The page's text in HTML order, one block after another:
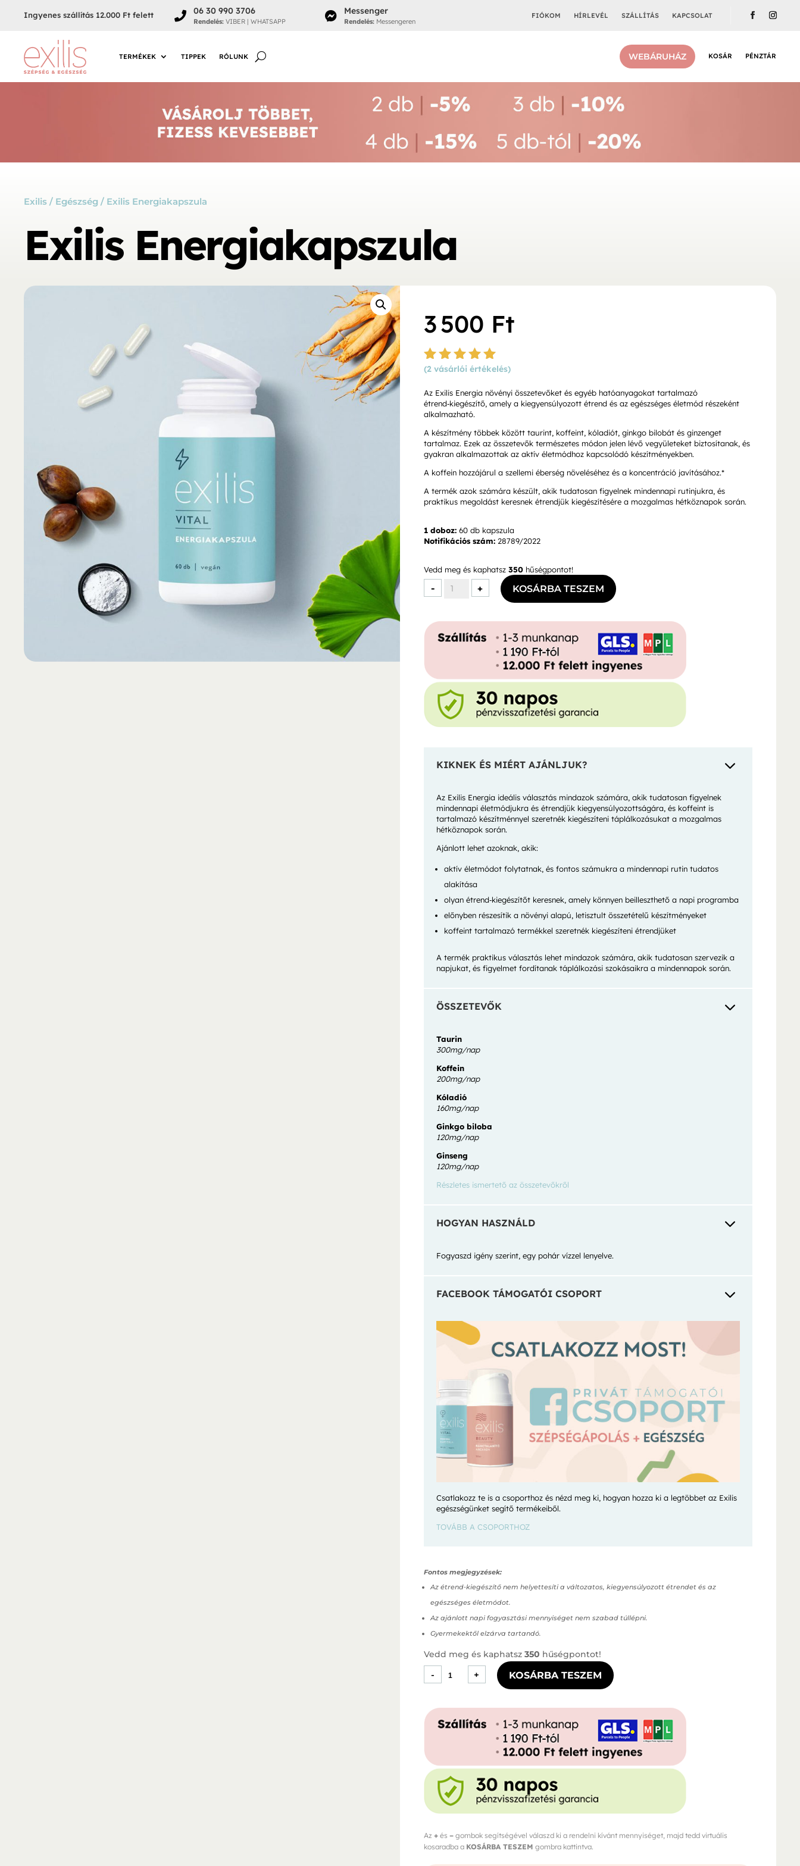
Ingyenes szállítás 12.000 Ft felett  06 30 990 3706
Rendelés: VIBER | WHATSAPP  Messenger
Rendelés:Messengeren
FIÓKOM HÍRLEVÉL SZÁLLÍTÁS KAPCSOLAT
TERMÉKEK TIPPEK RÓLUNK WEBÁRUHÁZ KOSÁR PÉNZTÁR
Exilis / Egészség / Exilis Energiakapszula
Exilis Energiakapszula
3 500 Ft
Értékelé
az 5-ből,
értékelés
alapján
(2vásárlói értékelés)
Az Exilis Energia növényi összetevőket és egyéb hatóanyagokat tartalmazó
étrend‑kiegészítő, amely a kiegyensúlyozott étrend és az egészséges életmód részeként
alkalmazható.
A készítmény többek között taurint, koffeint, kóladiót, ginkgo bilobát és ginzenget
tartalmaz. Ezek az összetevők természetes módon jelen lévő vegyületeket biztosítanak, és
gyakran alkalmazottak az aktív életmódhoz kapcsolódó készítményekben.
A koffein hozzájárul a szellemi éberség növeléséhez és a koncentráció javításához.*
A termék azok számára készült, akik tudatosan figyelnek mindennapi rutinjukra, és
praktikus megoldást keresnek étrendjük kiegészítésére a mozgalmas hétköznapok során.
1 doboz:60 db kapszula
Notifikációs szám:28789/2022
Vedd meg és kaphatsz 350hűségpontot!
-
Exilis
Energiakapszula
+ KOSÁRBA TESZEM
KIKNEK ÉS MIÉRT AJÁNLJUK? 3
Az Exilis Energia ideális választás mindazok számára, akik tudatosan figyelnek
mindennapi életmódjukra és étrendjük kiegyensúlyozottságára, és koffeint is
tartalmazó készítménnyel szeretnék kiegészíteni táplálkozásukat a mozgalmas
hétköznapok során.
Ajánlott lehet azoknak, akik:
aktív életmódot folytatnak, és fontos számukra a mindennapi rutin tudatos
alakítása
olyan étrend‑kiegészítőt keresnek, amely könnyen beilleszthető a napi programba
előnyben részesítik a növényi alapú, letisztult összetételű készítményeket
koffeint tartalmazó termékkel szeretnék kiegészíteni étrendjüket
A termék praktikus választás lehet mindazok számára, akik tudatosan szervezik a
napjukat, és figyelmet fordítanak táplálkozási szokásaikra a mindennapok során.
ÖSSZETEVŐK 3
Taurin
300mg/nap
Koffein
200mg/nap
Kóladió
160mg/nap
Ginkgo biloba
120mg/nap
Ginseng
120mg/nap
Részletes ismertető az összetevőkről
HOGYAN HASZNÁLD 3
Fogyaszd igény szerint, egy pohár vízzel lenyelve.
FACEBOOK TÁMOGATÓI CSOPORT 3
Csatlakozz te is a csoporthoz és nézd meg ki, hogyan hozza ki a legtöbbet az Exilis
egészségünket segítő termékeiből.
TOVÁBB A CSOPORTHOZ
Fontos megjegyzések:
Az étrend‑kiegészítő nem helyettesíti a változatos, kiegyensúlyozott étrendet és az
egészséges életmódot.
Az ajánlott napi fogyasztási mennyiséget nem szabad túllépni.
Gyermekektől elzárva tartandó.
Vedd meg és kaphatsz 350 hűségpontot!
-
Exilis
Energiakapszula
+ KOSÁRBA TESZEM
Az +és –gombok segítségével válaszd ki a rendelni kívánt mennyiséget, majd tedd virtuális
kosaradba a KOSÁRBA TESZEM gombra kattintva.